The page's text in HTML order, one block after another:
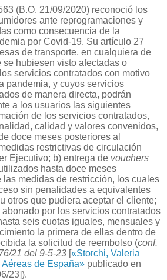
(B.O. 21/09/2020) reconoció los
ante reprogramaciones y
como consecuencia de la
por Covid-19. Su artículo 27
de transporte, en cualquiera de
hubiesen visto afectadas o
servicios contratados con motivo
pandemia, y cuyos servicios
de manera directa, podrán
a los usuarios las siguientes
de los servicios contratados,
calidad y valores convenidos,
doce meses posteriores al
restrictivas de circulación
Ejecutivo; b) entrega de vouchers
hasta doce meses
las medidas de restricción, los cuales
sin penalidades a equivalentes
otros que pudiera aceptar el cliente;
por los servicios contratados
seis cuotas iguales, mensuales y
la primera de ellas dentro de
la solicitud de reembolso (conf.
21 del 9-5-23 [«Storchi, Valeria
de España» publicado en
23]).